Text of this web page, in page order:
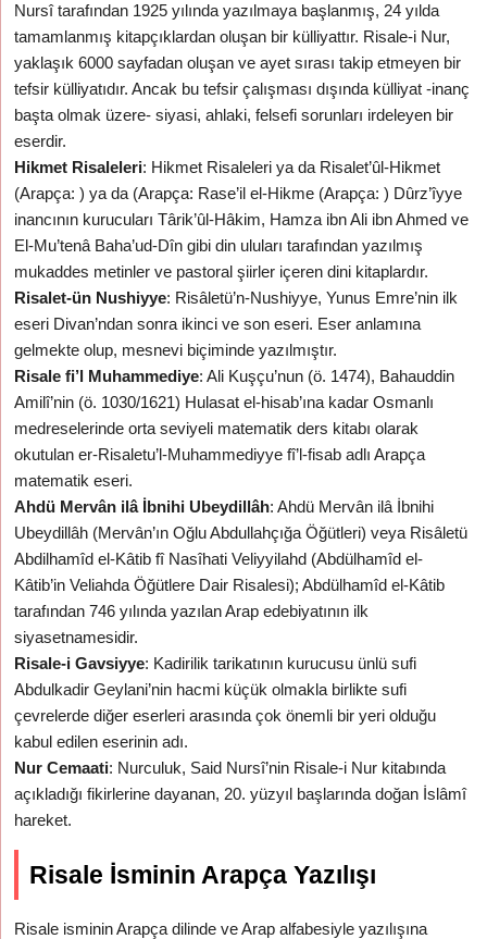
Nursî tarafından 1925 yılında yazılmaya başlanmış, 24 yılda
tamamlanmış kitapçıklardan oluşan bir külliyattır. Risale-i Nur,
yaklaşık 6000 sayfadan oluşan ve ayet sırası takip etmeyen bir
tefsir külliyatıdır. Ancak bu tefsir çalışması dışında külliyat -inanç
başta olmak üzere- siyasi, ahlaki, felsefi sorunları irdeleyen bir
eserdir.
Hikmet Risaleleri: Hikmet Risaleleri ya da Risalet’ûl-Hikmet
(Arapça: ) ya da (Arapça: Rase’il el-Hikme (Arapça: ) Dûrz’îyye
inancının kurucuları Târik’ûl-Hâkim, Hamza ibn Ali ibn Ahmed ve
El-Mu’tenâ Baha’ud-Dîn gibi din uluları tarafından yazılmış
mukaddes metinler ve pastoral şiirler içeren dini kitaplardır.
Risalet-ün Nushiyye: Risâletü’n-Nushiyye, Yunus Emre’nin ilk
eseri Divan’ndan sonra ikinci ve son eseri. Eser anlamına
gelmekte olup, mesnevi biçiminde yazılmıştır.
Risale fi’l Muhammediye: Ali Kuşçu’nun (ö. 1474), Bahauddin
Amilî’nin (ö. 1030/1621) Hulasat el-hisab’ına kadar Osmanlı
medreselerinde orta seviyeli matematik ders kitabı olarak
okutulan er-Risaletu’l-Muhammediyye fî’l-fisab adlı Arapça
matematik eseri.
Ahdü Mervân ilâ İbnihi Ubeydillâh: Ahdü Mervân ilâ İbnihi
Ubeydillâh (Mervân’ın Oğlu Abdullahçığa Öğütleri) veya Risâletü
Abdilhamîd el-Kâtib fî Nasîhati Veliyyilahd (Abdülhamîd el-
Kâtib’in Veliahda Öğütlere Dair Risalesi); Abdülhamîd el-Kâtib
tarafından 746 yılında yazılan Arap edebiyatının ilk
siyasetnamesidir.
Risale-i Gavsiyye: Kadirilik tarikatının kurucusu ünlü sufi
Abdulkadir Geylani’nin hacmi küçük olmakla birlikte sufi
çevrelerde diğer eserleri arasında çok önemli bir yeri olduğu
kabul edilen eserinin adı.
Nur Cemaati: Nurculuk, Said Nursî’nin Risale-i Nur kitabında
açıkladığı fikirlerine dayanan, 20. yüzyıl başlarında doğan İslâmî
hareket.
Risale İsminin Arapça Yazılışı
Risale isminin Arapça dilinde ve Arap alfabesiyle yazılışına